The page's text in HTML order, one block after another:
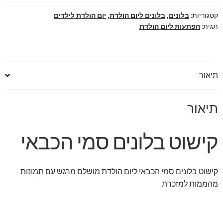
מושלם
קטגוריות: בלונים, בלונים ליום הולדת, יום הולדת לילדים
תגית: הפתעות ליום הולדת
תיאור
תיאור
קישוט בלונים סמי הכבאי
קישוט בלונים סמי הכבאי ליום הולדת מושלם מרגש עם תמונות
מהממות למזכרת.